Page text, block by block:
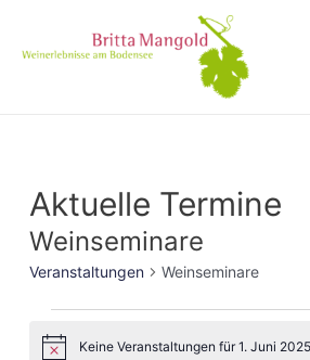
Aktuelle Termine
Weinseminare
Veranstaltungen Weinseminare
HinweisKeine Veranstaltungen für 1. Juni